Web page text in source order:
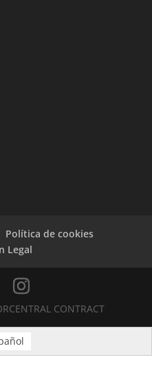
Política de cookies
Legal
CONTRACT